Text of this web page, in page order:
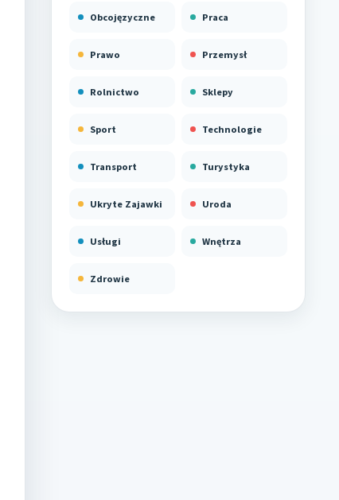
Obcojęzyczne Praca
Prawo Przemysł
Rolnictwo Sklepy
Sport Technologie
Transport Turystyka
Ukryte Zajawki Uroda
Usługi Wnętrza
Zdrowie